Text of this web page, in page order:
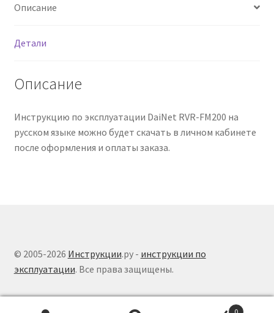
языке
Описание
Детали
Описание
Инструкцию по эксплуатации DaiNet RVR-FM200 на
русском языке можно будет скачать в личном кабинете
после оформления и оплаты заказа.
© 2005-2026 Инструкции.ру - инструкции по
эксплуатации. Все права защищены.